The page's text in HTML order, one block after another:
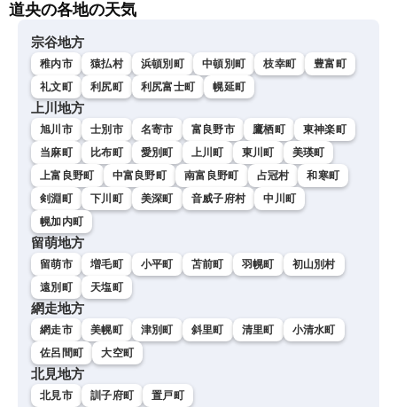
道央の各地の天気
宗谷地方
稚内市 猿払村 浜頓別町 中頓別町 枝幸町
豊富町
礼文町
利尻町 利尻富士町 幌延町
上川地方
旭川市 士別市 名寄市 富良野市 鷹栖町
東神楽町
当麻町
比布町 愛別町 上川町 東川町
美瑛町
上富良野町
中富良野町 南富良野町 占冠村
和寒町
剣淵町
下川町 美深町 音威子府村
中川町
幌加内町
留萌地方
留萌市 増毛町 小平町 苫前町 羽幌町
初山別村
遠別町
天塩町
網走地方
網走市 美幌町 津別町 斜里町 清里町
小清水町
佐呂間町
大空町
北見地方
北見市 訓子府町 置戸町